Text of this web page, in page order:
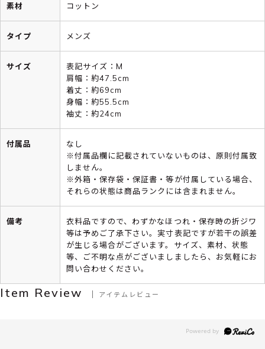
素材 コットン
タイプ メンズ
サイズ
表記サイズ：M
肩幅：約47.5cm
着丈：約69cm
身幅：約55.5cm
袖丈：約24cm
付属品
なし
※付属品欄に記載されていないものは、原則付属致
しません。
※外箱・保存袋・保証書・等が付属している場合、
それらの状態は商品ランクには含まれません。
備考
衣料品ですので、わずかなほつれ・保存時の折ジワ
等は予めご了承下さい。実寸表記ですが若干の誤差
が生じる場合がございます。サイズ、素材、状態
等、ご不明な点がございましましたら、お気軽にお
問い合わせください。
Item Review アイテムレビュー